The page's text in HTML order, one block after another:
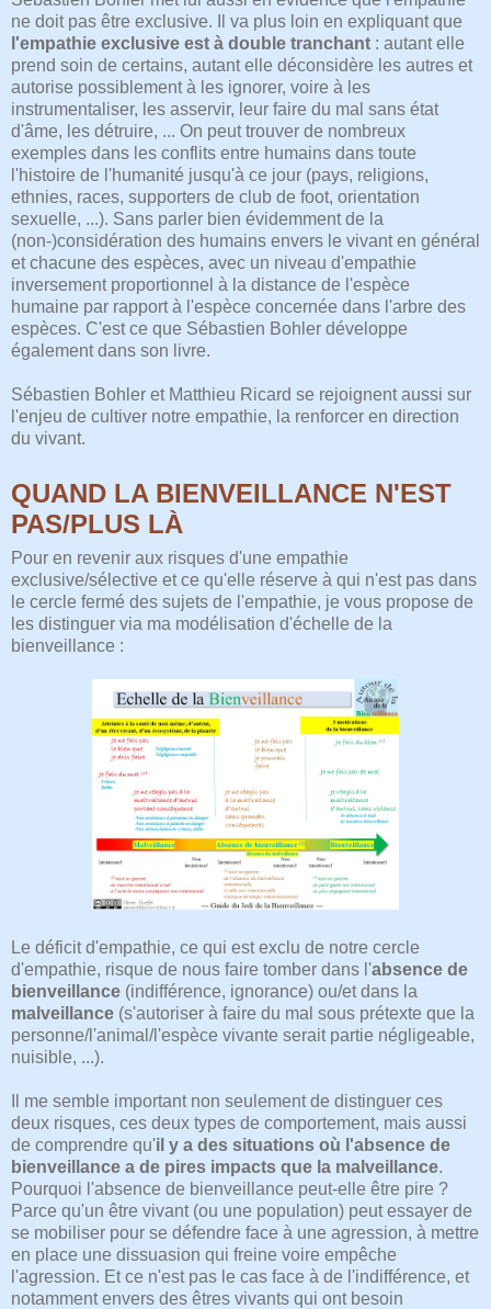
ne doit pas être exclusive. Il va plus loin en expliquant que
l'empathie exclusive est à double tranchant : autant elle
prend soin de certains, autant elle déconsidère les autres et
autorise possiblement à les ignorer, voire à les
instrumentaliser, les asservir, leur faire du mal sans état
d'âme, les détruire, ... On peut trouver de nombreux
exemples dans les conflits entre humains dans toute
l'histoire de l'humanité jusqu'à ce jour (pays, religions,
ethnies, races, supporters de club de foot, orientation
sexuelle, ...). Sans parler bien évidemment de la
(non-)considération des humains envers le vivant en général
et chacune des espèces, avec un niveau d'empathie
inversement proportionnel à la distance de l'espèce
humaine par rapport à l'espèce concernée dans l'arbre des
espèces. C'est ce que Sébastien Bohler développe
également dans son livre.
Sébastien Bohler et Matthieu Ricard se rejoignent aussi sur
l'enjeu de cultiver notre empathie, la renforcer en direction
du vivant.
QUAND LA BIENVEILLANCE N'EST
PAS/PLUS LÀ
Pour en revenir aux risques d'une empathie
exclusive/sélective et ce qu'elle réserve à qui n'est pas dans
le cercle fermé des sujets de l'empathie, je vous propose de
les distinguer via ma modélisation d'échelle de la
bienveillance :
Le déficit d'empathie, ce qui est exclu de notre cercle
d'empathie, risque de nous faire tomber dans l'absence de
bienveillance (indifférence, ignorance) ou/et dans la
malveillance (s'autoriser à faire du mal sous prétexte que la
personne/l'animal/l'espèce vivante serait partie négligeable,
nuisible, ...).
Il me semble important non seulement de distinguer ces
deux risques, ces deux types de comportement, mais aussi
de comprendre qu'il y a des situations où l'absence de
bienveillance a de pires impacts que la malveillance.
Pourquoi l'absence de bienveillance peut-elle être pire ?
Parce qu'un être vivant (ou une population) peut essayer de
se mobiliser pour se défendre face à une agression, à mettre
en place une dissuasion qui freine voire empêche
l'agression. Et ce n'est pas le cas face à de l'indifférence, et
notamment envers des êtres vivants qui ont besoin